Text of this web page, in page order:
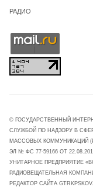
РАДИО
© ГОСУДАРСТВЕННЫЙ
СЛУЖБОЙ ПО НАДЗОРУ В
МАССОВЫХ КОММУНИКАЦИЙ
ЭЛ № ФС 77-59166 ОТ
УНИТАРНОЕ ПРЕДПРИЯТИЕ
РАДИОВЕЩАТЕЛЬНАЯ
РЕДАКТОР САЙТА